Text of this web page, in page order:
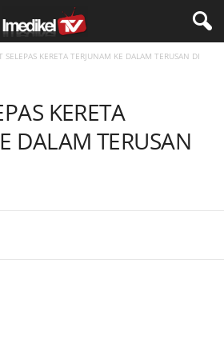
SELEPAS KERETA TERJUNAM KE DALAM TERUSAN DI
KERETA
DALAM TERUSAN